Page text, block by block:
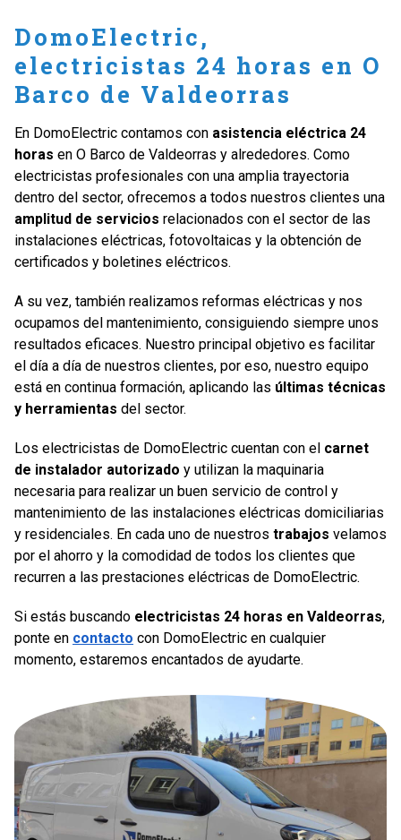
DomoElectric,
electricistas 24 horas en O
Barco de Valdeorras
En DomoElectric contamos con asistencia eléctrica 24
horas en O Barco de Valdeorras y alrededores. Como
electricistas profesionales con una amplia trayectoria
dentro del sector, ofrecemos a todos nuestros clientes una
amplitud de servicios relacionados con el sector de las
instalaciones eléctricas, fotovoltaicas y la obtención de
certificados y boletines eléctricos.
A su vez, también realizamos reformas eléctricas y nos
ocupamos del mantenimiento, consiguiendo siempre unos
resultados eficaces. Nuestro principal objetivo es facilitar
el día a día de nuestros clientes, por eso, nuestro equipo
está en continua formación, aplicando las últimas técnicas
y herramientas del sector.
Los electricistas de DomoElectric cuentan con el carnet
de instalador autorizado y utilizan la maquinaria
necesaria para realizar un buen servicio de control y
mantenimiento de las instalaciones eléctricas domiciliarias
y residenciales. En cada uno de nuestros trabajos velamos
por el ahorro y la comodidad de todos los clientes que
recurren a las prestaciones eléctricas de DomoElectric.
Si estás buscando electricistas 24 horas en Valdeorras,
ponte en contacto con DomoElectric en cualquier
momento, estaremos encantados de ayudarte.